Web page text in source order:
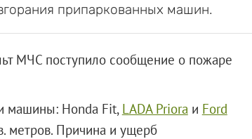
припаркованных машин.
МЧС поступило сообщение о пожаре
машины: Honda Fit, LADA Priora и Ford
метров. Причина и ущерб